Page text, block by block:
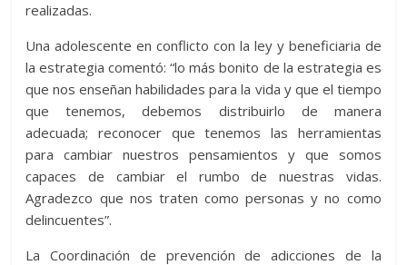
realizadas.
Una adolescente en conflicto con la ley y beneficiaria de
la estrategia comentó: “lo más bonito de la estrategia es
que nos enseñan habilidades para la vida y que el tiempo
que tenemos, debemos distribuirlo de manera
adecuada; reconocer que tenemos las herramientas
para cambiar nuestros pensamientos y que somos
capaces de cambiar el rumbo de nuestras vidas.
Agradezco que nos traten como personas y no como
delincuentes”.
La Coordinación de prevención de adicciones de la